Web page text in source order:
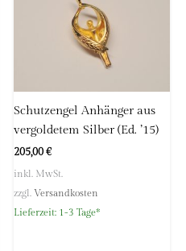
44 cm,
Ankerkette 64 cm
Schutzengel Anhänger aus
vergoldetem Silber (Ed. ’15)
205,00€
inkl. MwSt.
zzgl. Versandkosten
Lieferzeit: 1-3 Tage*